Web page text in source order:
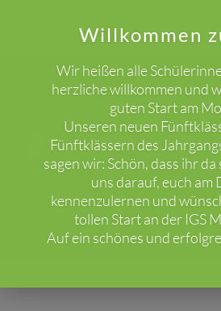
Willkommen
Wir heißen alle
herzliche willkommen und
guten Start am
Unseren neuen
Fünftklässern des
sagen wir: Schön, dass ihr
uns darauf, euch am
kennenzulernen und
tollen Start an der IGS
Auf ein schönes und